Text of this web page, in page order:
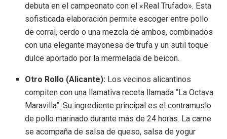
debuta en el campeonato con el «Real Trufado». Esta
sofisticada elaboración permite escoger entre pollo
de corral, cerdo o una mezcla de ambos, combinados
con una elegante mayonesa de trufa y un sutil toque
dulce aportado por la mermelada de beicon.
Otro Rollo (Alicante): Los vecinos alicantinos
compiten con una llamativa receta llamada “La Octava
Maravilla”.Su ingrediente principal es el contramuslo
de pollo marinado durante más de 24 horas. La carne
se acompaña de salsa de queso, salsa de yogur